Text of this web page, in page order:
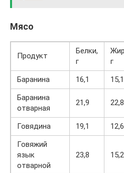
Мясо
Продукт
Белки,
г
г
Баранина
16,1 15,1
Баранина
отварная
21,9 22,8
Говядина 19,1 12,6
Говяжий
язык
отварной
23,8 15,2